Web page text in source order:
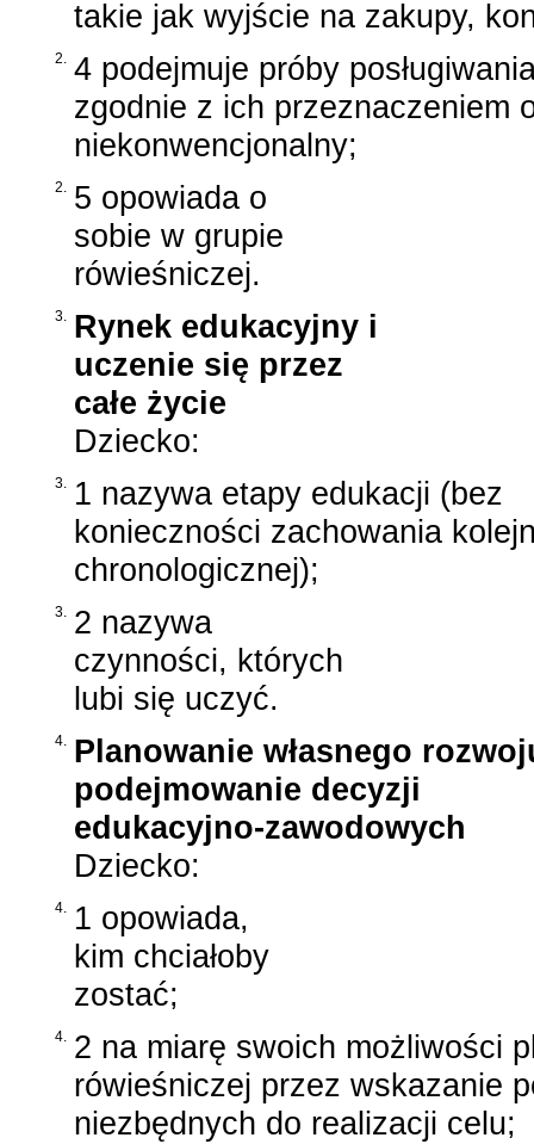
takie jak wyjście na zakupy,
2. 4 podejmuje próby
zgodnie z ich przeznaczeniem
niekonwencjonalny;
2. 5 opowiada o
sobie w grupie
rówieśniczej.
3. Rynek edukacyjny i
uczenie się przez
całe życie
Dziecko:
3. 1 nazywa etapy edukacji (bez
konieczności zachowania
chronologicznej);
3. 2 nazywa
czynności, których
lubi się uczyć.
4. Planowanie własnego
podejmowanie decyzji
edukacyjno-zawodowych
Dziecko:
4. 1 opowiada,
kim chciałoby
zostać;
4. 2 na miarę swoich możliwości
rówieśniczej przez wskazanie
niezbędnych do realizacji celu;